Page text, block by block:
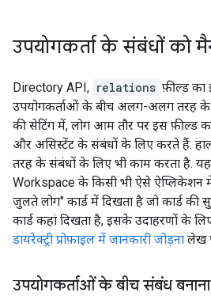
उपयोगकर्ता के संबंधों को
Directory API, relations फ़ील्ड का
उपयोगकर्ताओं के बीच अलग-अलग तरह के
की सेटिंग में, लोग आम तौर पर इस फ़ील्ड
और असिस्टेंट के संबंधों के लिए करते हैं.
तरह के संबंधों के लिए भी काम करता है.
Workspace के किसी भी ऐसे ऐप्लिकेशन
जुलते लोग" कार्ड में दिखता है जो कार्ड की
कार्ड कहां दिखता है, इसके उदाहरणों के
डायरेक्ट्री प्रोफ़ाइल में जानकारी जोड़ना लेख
उपयोगकर्ताओं के बीच संबंध बनाना